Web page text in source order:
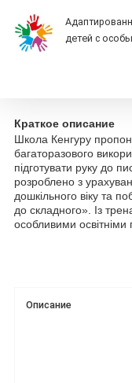
детей с
Краткое описание
Школа Кенгуру
багаторазового
підготувати руку до
розроблено з
дошкільного віку та
до складного». Із
особливими
Описание